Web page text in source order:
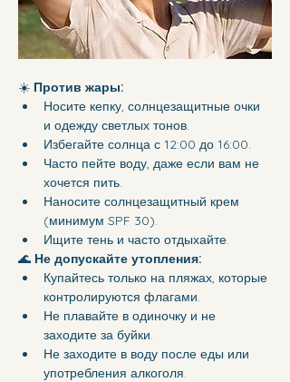
☀️ Против жары:
Носите кепку, солнцезащитные очки
и одежду светлых тонов.
Избегайте солнца с 12:00 до 16:00.
Часто пейте воду, даже если вам не
хочется пить.
Наносите солнцезащитный крем
(минимум SPF 30).
Ищите тень и часто отдыхайте.
🌊 Не допускайте утопления:
Купайтесь только на пляжах, которые
контролируются флагами.
Не плавайте в одиночку и не
заходите за буйки.
Не заходите в воду после еды или
употребления алкоголя.